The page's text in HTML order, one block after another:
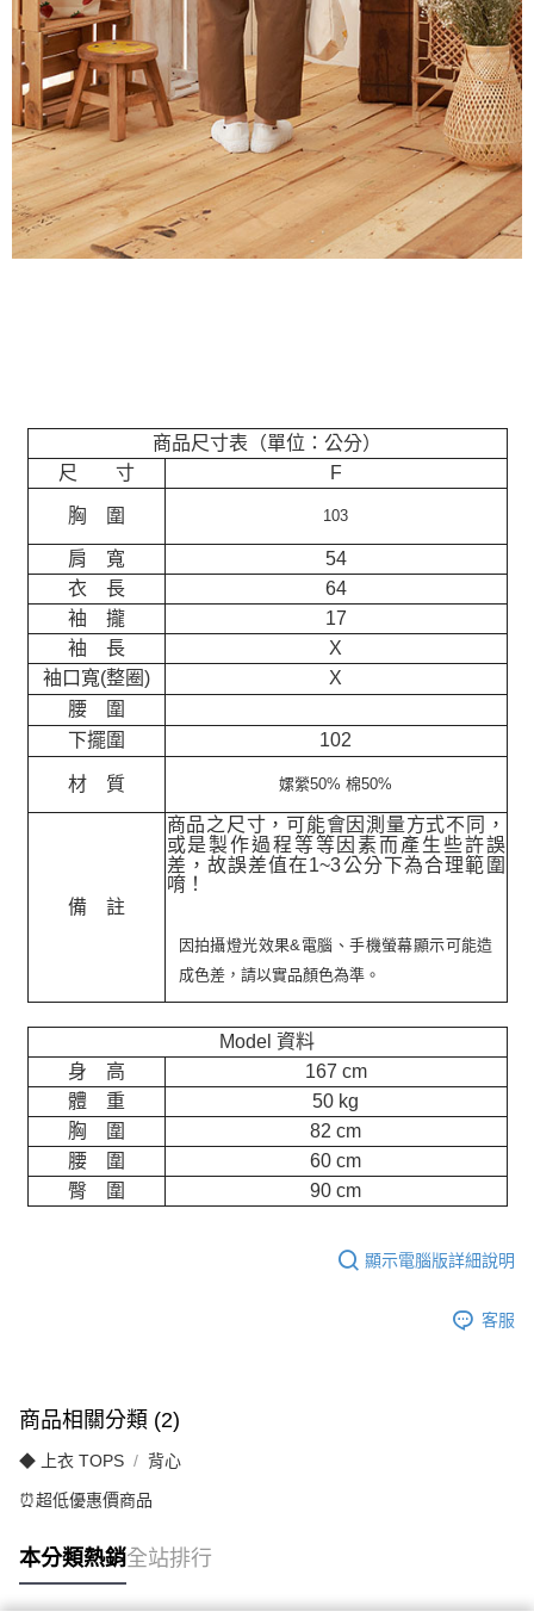
商品尺寸表（單位：公分）
尺 寸
F
胸 圍 103
肩 寬
54
衣 長
64
袖 攏
17
袖 長
X
袖口寬(整圈)
X
腰 圍
下擺圍
102
材 質 嫘縈50% 棉50%
備 註
商品之尺寸，可能會因測量方式不同，
或是製作過程等等因素而產生些許誤
差，故誤差值在1~3公分下為合理範圍
唷！
因拍攝燈光效果&電腦、手機螢幕顯示可能造
成色差，請以實品顏色為準。
Model 資料
身 高
167 cm
體 重
50 kg
胸 圍
82 cm
腰 圍
60 cm
臀 圍
90 cm
顯示電腦版詳細說明
客服
商品相關分類 (2)
◆ 上衣 TOPS 背心
⏰超低優惠價商品
本分類熱銷全站排行